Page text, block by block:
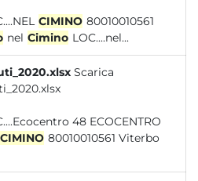
CIMINO 80010010561
nel Cimino LOC....nel...
Scarica
LOC....Ecocentro 48 ECOCENTRO
CIMINO 80010010561 Viterbo